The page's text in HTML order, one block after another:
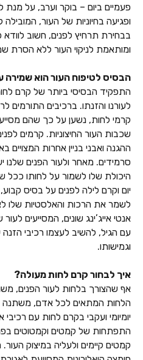
פעמיים ביום – בוקר וערב, על מנת
ופגיעה בחיוניות של העור, המובילה
בבחירת תרחיץ לפנים, חשוב
ומותאמת לניקוי העור ללא הסרת
הבסיס לטיפוח העור הוא שמירה
התפקיד הבסיסי ביותר של קרם
לעורנו והזנתו. ברכיבים התורמים
קרמי לחות, נשען על כך שהם
שכבות העור החיצוניות. קרמים
ההגנה ואבני בניין אחרות המצויים
סרמידים. מאחר ולעור הפנים שלנו
היכולת שלו לשמור על לחותו ככל
יום וקרם לילה לפנים על בסיס
לשמר את הרכות והאלסטיות שלו
אנטי אייג’ינג שונים, המסייעים
עם הגיל, להשיב לעצמו רכיבי
וגמישותו.
איך לבחור קרם לחות מעולה?
אף שהצורך בלחות לעור הפנים,
הלחות המתאים לכל אדם, משתנה
יומיומי ועקבי בקרם לחות עם רכיבי
התפתחות של קמטים וקמטוטים
קמטים קיימים ולעליה במיצוק